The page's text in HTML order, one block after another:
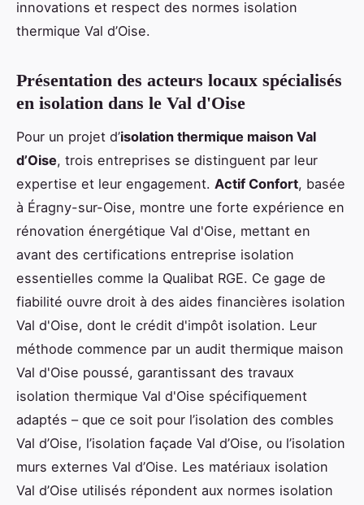
innovations et respect des normes isolation
thermique Val d’Oise.
Présentation des acteurs locaux spécialisés
en isolation dans le Val d'Oise
Pour un projet d’isolation thermique maison Val
d’Oise, trois entreprises se distinguent par leur
expertise et leur engagement. Actif Confort, basée
à Éragny-sur-Oise, montre une forte expérience en
rénovation énergétique Val d'Oise, mettant en
avant des certifications entreprise isolation
essentielles comme la Qualibat RGE. Ce gage de
fiabilité ouvre droit à des aides financières isolation
Val d'Oise, dont le crédit d'impôt isolation. Leur
méthode commence par un audit thermique maison
Val d'Oise poussé, garantissant des travaux
isolation thermique Val d'Oise spécifiquement
adaptés – que ce soit pour l’isolation des combles
Val d’Oise, l’isolation façade Val d’Oise, ou l’isolation
murs externes Val d’Oise. Les matériaux isolation
Val d’Oise utilisés répondent aux normes isolation